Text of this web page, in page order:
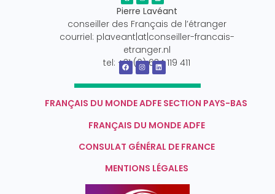
Pierre Lavéant
conseiller des Français de l’étranger
courriel: plaveant|at|conseiller-francais-
etranger.nl
tel: +31 (0) 634 119 411
FRANÇAIS DU MONDE ADFE SECTION PAYS-BAS
FRANÇAIS DU MONDE ADFE
CONSULAT GÉNÉRAL DE FRANCE
MENTIONS LÉGALES